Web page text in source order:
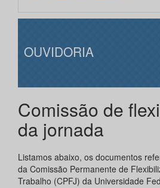
OUVIDORIA
Comissão de
da jornada
Listamos abaixo, os documentos
da Comissão Permanente de
Trabalho (CPFJ) da Universidade